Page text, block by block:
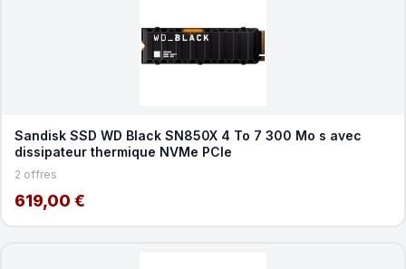
Sandisk SSD WD Black SN850X 4 To 7 300 Mo s avec
dissipateur thermique NVMe PCIe
2 offres
619,00 €